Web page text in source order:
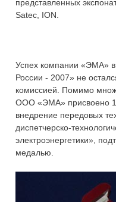
представленных
Satec, ION.
Успех компании «ЭМА» в
России - 2007» не
комиссией. Помимо
ООО «ЭМА» присвоено
внедрение передовых
диспетчерско-
электроэнергетики»,
медалью.